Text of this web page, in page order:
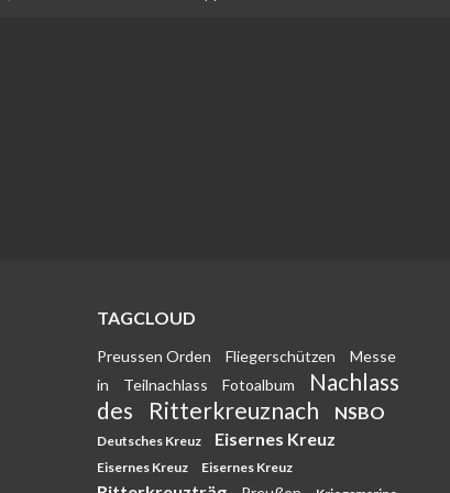
TAGCLOUD
Preussen Orden Fliegerschützen
Messe
in
Teilnachlass Fotoalbum
Nachlass
des
Ritterkreuznach NSBO
Deutsches Kreuz Eisernes Kreuz
Eisernes Kreuz Eisernes Kreuz